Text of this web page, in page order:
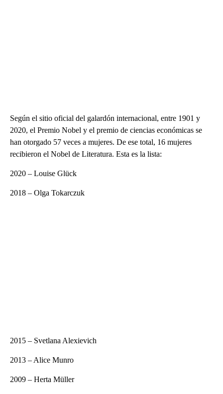
Según el sitio oficial del galardón internacional, entre 1901 y
2020, el Premio Nobel y el premio de ciencias económicas se
han otorgado 57 veces a mujeres. De ese total, 16 mujeres
recibieron el Nobel de Literatura. Esta es la lista:
2020 – Louise Glück
2018 – Olga Tokarczuk
2015 – Svetlana Alexievich
2013 – Alice Munro
2009 – Herta Müller